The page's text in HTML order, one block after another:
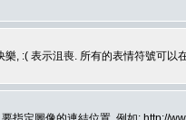
, :( 表示沮喪. 所有的表情符號可